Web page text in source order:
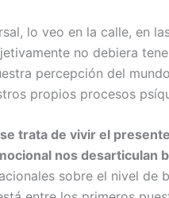
lo veo en la calle, en
no debiera
percepción del
propios procesos
trata de vivir el
nos desarticulan
sobre el nivel de